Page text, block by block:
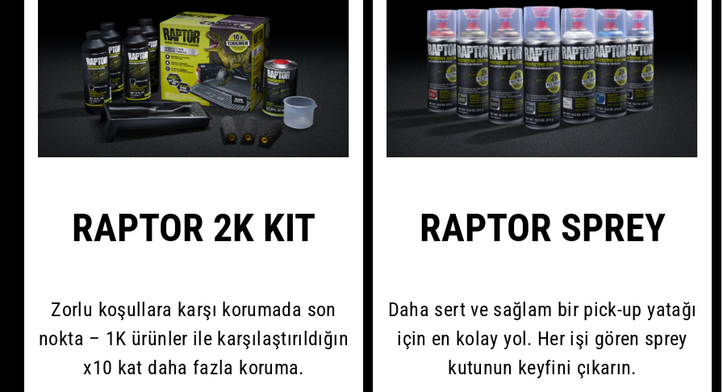
RAPTOR 2K KIT
Zorlu koşullara karşı korumada son
nokta – 1K ürünler ile karşılaştırıldığın
x10 kat daha fazla koruma.
RAPTOR SPREY
Daha sert ve sağlam bir pick-up yatağı
için en kolay yol. Her işi gören sprey
kutunun keyfini çıkarın.